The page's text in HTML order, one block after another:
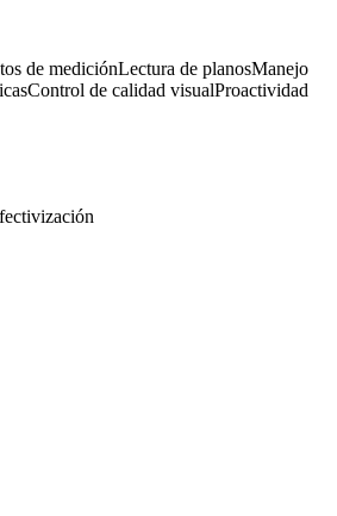
de mediciónLectura de planosManejo
Control de calidad visualProactividad